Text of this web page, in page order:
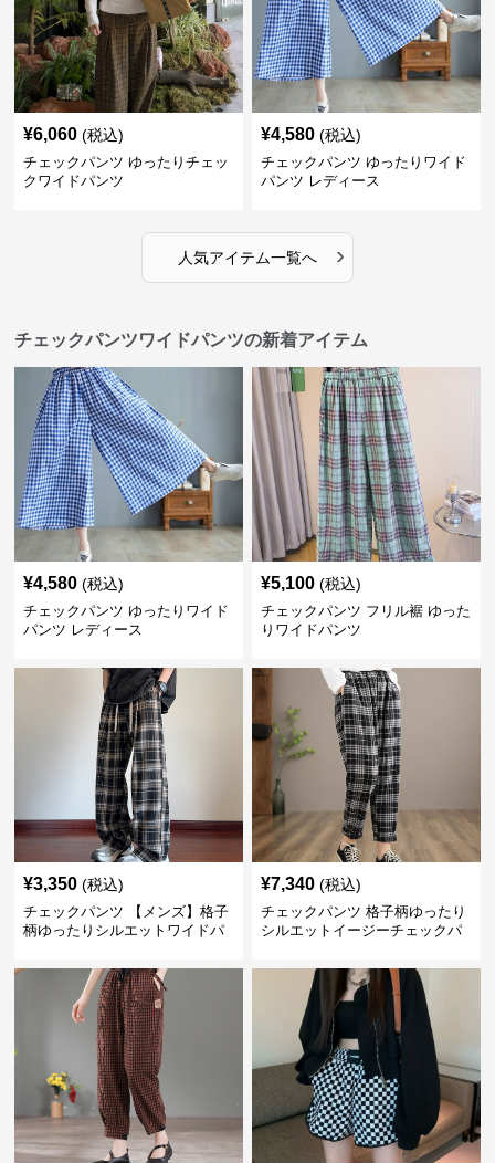
¥6,060 (税込)
チェックパンツ ゆったりチェッ
クワイドパンツ
¥4,580 (税込)
チェックパンツ ゆったりワイド
パンツ レディース
人気アイテム一覧へ ›
チェックパンツワイドパンツの新着アイテム
¥4,580 (税込)
チェックパンツ ゆったりワイド
パンツ レディース
¥5,100 (税込)
チェックパンツ フリル裾 ゆった
りワイドパンツ
¥3,350 (税込)
チェックパンツ 【メンズ】格子
柄ゆったりシルエットワイドパ
¥7,340 (税込)
チェックパンツ 格子柄ゆったり
シルエットイージーチェックパ